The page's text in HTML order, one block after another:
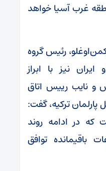
غرب آسیا خواهد
رئیس گروه
نیز با ابراز
و نایب رییس اتاق
پارلمان ترکیه، گفت:
که در ادامه روند
باقیمانده توافق